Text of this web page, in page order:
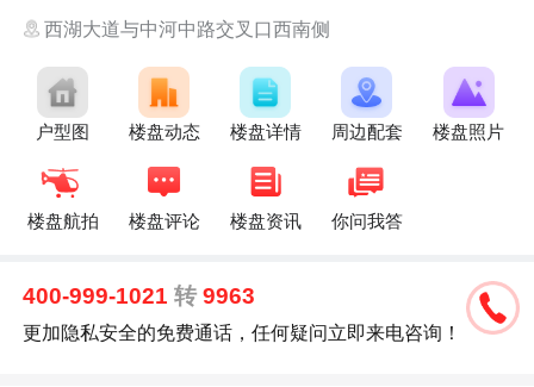
西湖大道与中河中路交叉口西南侧
户型图 楼盘动态 楼盘详情 周边配套 楼盘照片
楼盘航拍 楼盘评论 楼盘资讯 你问我答
400-999-1021转 9963
更加隐私安全的免费通话，任何疑问立即来电咨询！